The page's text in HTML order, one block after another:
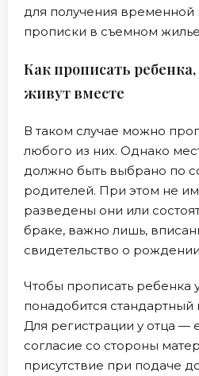
для получения временной
прописки в съемном
Как прописать
живут вместе
В таком случае можно
любого из них. Однако
должно быть выбрано по
родителей. При этом не
разведены они или
браке, важно лишь,
свидетельство о
Чтобы прописать ребенка
понадобится
Для регистрации у отца —
согласие со стороны
присутствие при подаче